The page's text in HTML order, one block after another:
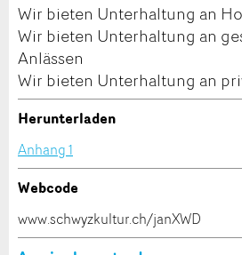
Wir bieten Unterhaltung an
Wir bieten Unterhaltung an
Anlässen
Wir bieten Unterhaltung an
Herunterladen
Anhang 1
Webcode
www.schwyzkultur.ch/janXWD